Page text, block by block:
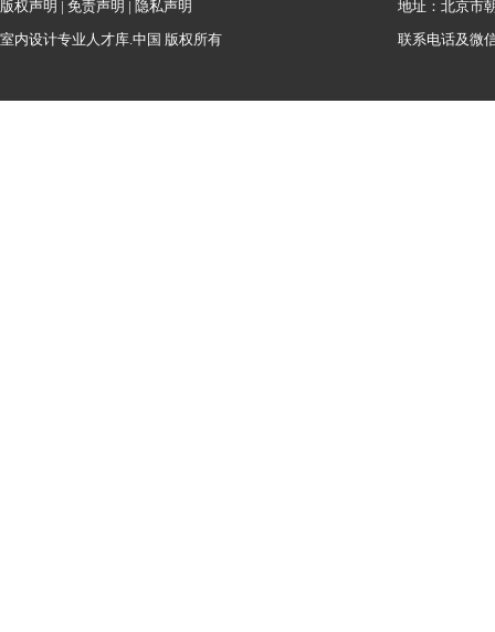
版权声明 | 免责声明 | 隐私声明
室内设计专业人才库.中国 版权所有
地址：北京市
联系电话及微